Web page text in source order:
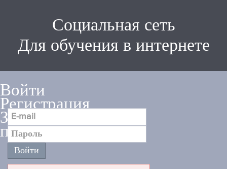
Социальная сеть
Для обучения в интернете
Войти
Регистрация
Забыли
пароль